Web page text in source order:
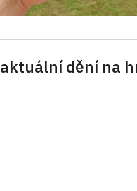
aktuální dění na